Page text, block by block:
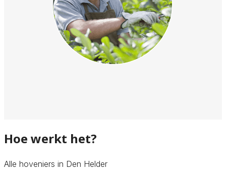
Hoe werkt het?
Alle hoveniers in Den Helder